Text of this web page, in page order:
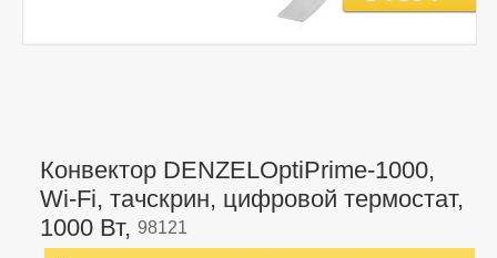
Конвектор DENZELOptiPrime-1000,
Wi-Fi, тачскрин, цифровой термостат,
1000 Вт, 98121